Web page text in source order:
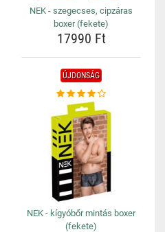
NEK - szegecses, cipzáras
boxer (fekete)
17990 Ft
ÚJDONSÁG
NEK - kígyóbőr mintás boxer
(fekete)